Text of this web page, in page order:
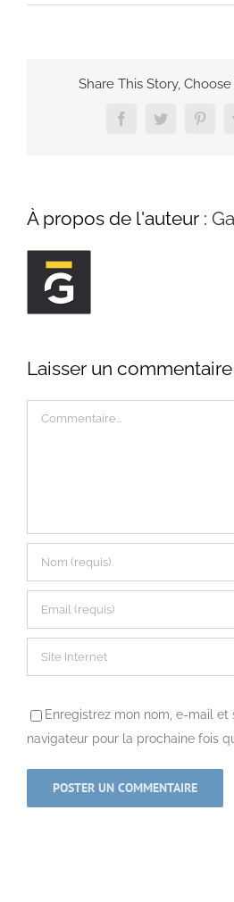
Share This Story,
FacebookTwitter
À propos de l'auteur :
Laisser un commentaire
Enregistrez mon nom, e-mail et
navigateur pour la prochaine fois